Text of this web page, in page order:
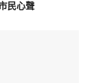
民心聲